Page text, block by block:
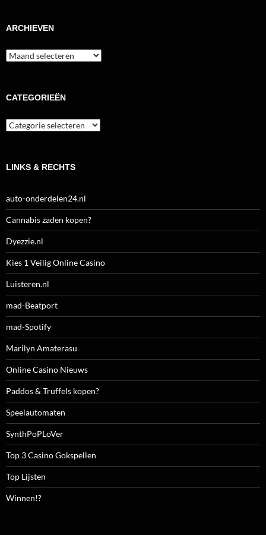
ARCHIEVEN
Archieven
CATEGORIEËN
Categorieën
LINKS & RECHTS
auto-onderdelen24.nl
Cannabis zaden kopen?
Dyezzie.nl
Kies 1 Veilig Online Casino
Luisteren.nl
mad-Beatport
mad-Spotify
Marilyn Amaterasu
Online Casino Nieuws
Paddos & Truffels kopen?
Speelautomaten
SynthPoPLoVer
Top 3 Casino Gokspellen
Top Lijsten
Winnen!?